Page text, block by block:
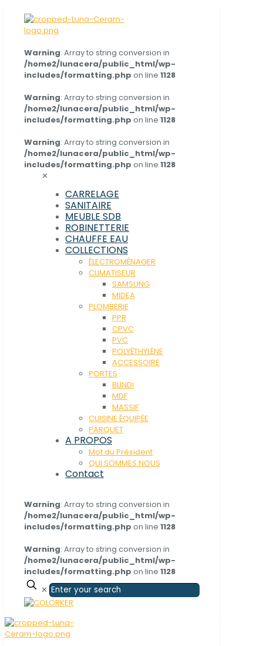
Warning: Array to string conversion in
/home2/lunacera/public_html/wp-
includes/formatting.php on line 1128
Warning: Array to string conversion in
/home2/lunacera/public_html/wp-
includes/formatting.php on line 1128
Warning: Array to string conversion in
/home2/lunacera/public_html/wp-
includes/formatting.php on line 1128
✕
CARRELAGE
SANITAIRE
MEUBLE SDB
ROBINETTERIE
CHAUFFE EAU
COLLECTIONS
ÉLECTROMÉNAGER
CLIMATISEUR
SAMSUNG
MIDEA
PLOMBERIE
PPR
CPVC
PVC
POLYÉTHYLÉNE
ACCESSOIRE
PORTES
BLINDI
MDF
MASSIF
CUISINE ÉQUIPÉE
PARQUET
A PROPOS
Mot du Président
QUI SOMMES NOUS
Contact
Warning: Array to string conversion in
/home2/lunacera/public_html/wp-
includes/formatting.php on line 1128
Warning: Array to string conversion in
/home2/lunacera/public_html/wp-
includes/formatting.php on line 1128
✕